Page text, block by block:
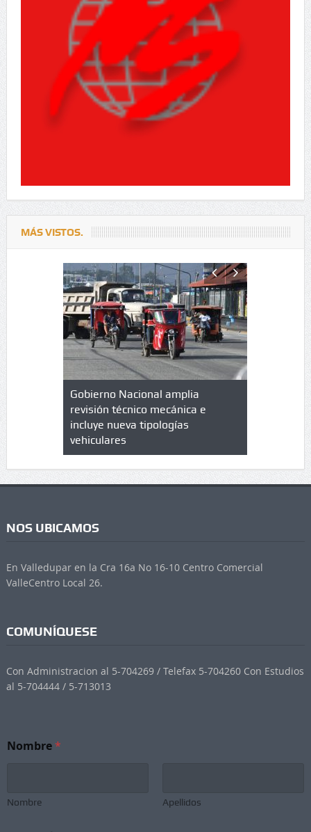
MÁS VISTOS.
de
en
Gobierno Nacional amplia
revisión técnico mecánica e
incluye nueva tipologías
vehiculares
NOS UBICAMOS
En Valledupar en la Cra 16a No 16-10 Centro Comercial
ValleCentro Local 26.
COMUNÍQUESE
Con Administracion al 5-704269 / Telefax 5-704260 Con Estudios
al 5-704444 / 5-713013
e
e
Nombre*
Nombre Apellidos